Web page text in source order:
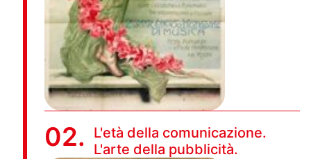
02.
L'età della comunicazione.
L'arte della pubblicità.